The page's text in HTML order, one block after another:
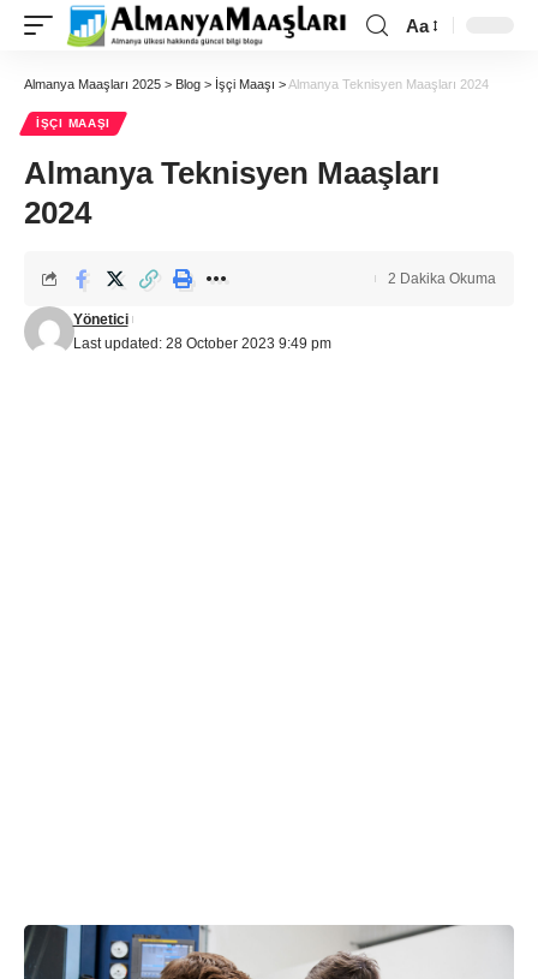
Aa
Almanya Maaşları 2025 > Blog > İşçi Maaşı >Almanya Teknisyen Maaşları 2024
İŞÇI MAAŞI
Almanya Teknisyen Maaşları
2024
Last updated: 28 October 2023 9:49 pm
Yönetici
2 Dakika Okuma